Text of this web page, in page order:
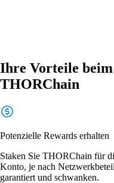
Ihre Vorteile
THORChain
Potenzielle Rewards erhalten
Staken Sie THORChain für
Konto, je nach
garantiert und schwanken.